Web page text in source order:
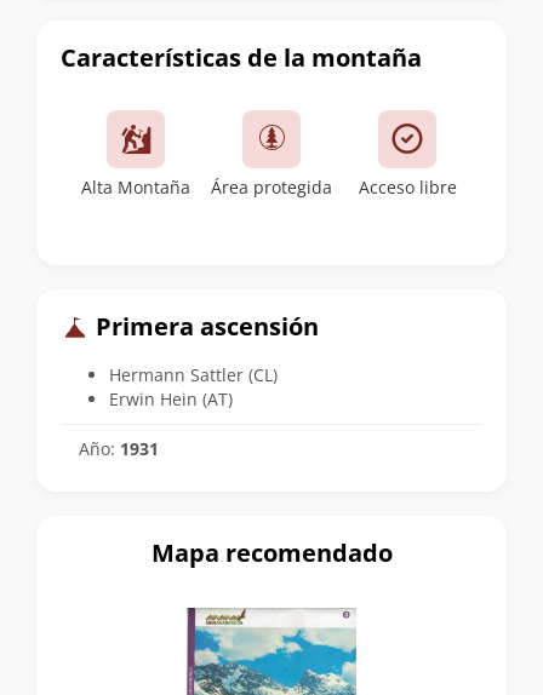
Características de la montaña
Alta Montaña Área protegida Acceso libre
Primera ascensión
Hermann Sattler (CL)
Erwin Hein (AT)
Año: 1931
Mapa recomendado